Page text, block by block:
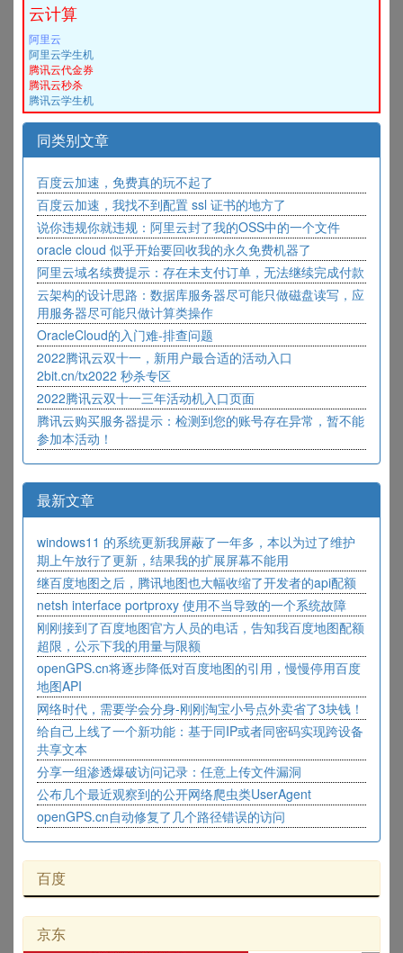
云计算
阿里云
阿里云学生机
腾讯云代金券
腾讯云秒杀
腾讯云学生机
同类别文章
百度云加速，免费真的玩不起了
百度云加速，我找不到配置 ssl 证书的地方了
说你违规你就违规：阿里云封了我的OSS中的一个文件
oracle cloud 似乎开始要回收我的永久免费机器了
阿里云域名续费提示：存在未支付订单，无法继续完成付款
云架构的设计思路：数据库服务器尽可能只做磁盘读写，应
用服务器尽可能只做计算类操作
OracleCloud的入门难-排查问题
2022腾讯云双十一，新用户最合适的活动入口
2bit.cn/tx2022 秒杀专区
2022腾讯云双十一三年活动机入口页面
腾讯云购买服务器提示：检测到您的账号存在异常，暂不能
参加本活动！
最新文章
windows11 的系统更新我屏蔽了一年多，本以为过了维护
期上午放行了更新，结果我的扩展屏幕不能用
继百度地图之后，腾讯地图也大幅收缩了开发者的api配额
netsh interface portproxy 使用不当导致的一个系统故障
刚刚接到了百度地图官方人员的电话，告知我百度地图配额
超限，公示下我的用量与限额
openGPS.cn将逐步降低对百度地图的引用，慢慢停用百度
地图API
网络时代，需要学会分身-刚刚淘宝小号点外卖省了3块钱！
给自己上线了一个新功能：基于同IP或者同密码实现跨设备
共享文本
分享一组渗透爆破访问记录：任意上传文件漏洞
公布几个最近观察到的公开网络爬虫类UserAgent
openGPS.cn自动修复了几个路径错误的访问
百度
京东